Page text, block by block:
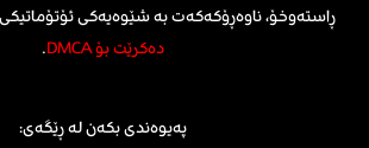
ڕاستەوخۆ، ناوەڕۆکەکەت بە شێوەیەکی
دەکرێت بۆ DMCA
.
پەیوەندی بکەن لە ڕێگەی: